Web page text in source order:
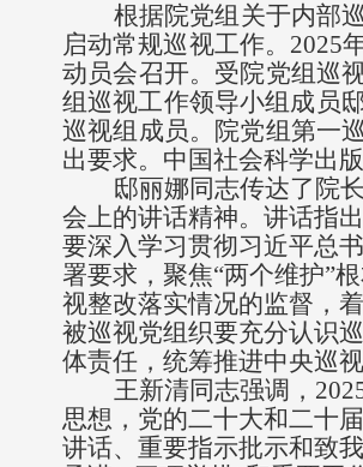
根据院党组 关于内部
启动常规巡视工作。 2025
动员会召开。 受院党组巡
组巡视工作领导小组成员
巡视组成员。院党组第一
出要求。 中国社会科学出
邸丽娜同志传达了院
会上的讲话精神。 讲话指出
要深入学习贯彻习近平总
署要求，聚焦“两个维护”
视整改落实情况的监督，
被巡视党组织要充分认识
体责任，统筹推进中央巡
王新清同志强调 ，
思想，党的二十大和二十
讲话、重要指示批示和致